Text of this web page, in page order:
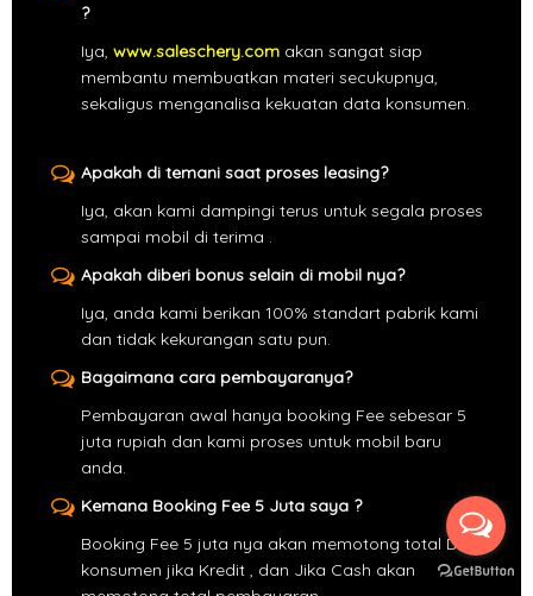
?
Iya, www.saleschery.com akan sangat siap
membantu membuatkan materi secukupnya,
sekaligus menganalisa kekuatan data konsumen.
Apakah di temani saat proses leasing?
Iya, akan kami dampingi terus untuk segala proses
sampai mobil di terima .
Apakah diberi bonus selain di mobil nya?
Iya, anda kami berikan 100% standart pabrik kami
dan tidak kekurangan satu pun.
Bagaimana cara pembayaranya?
Pembayaran awal hanya booking Fee sebesar 5
juta rupiah dan kami proses untuk mobil baru
anda.
Kemana Booking Fee 5 Juta saya ?
Booking Fee 5 juta nya akan memotong total DP
konsumen jika Kredit , dan Jika Cash akan